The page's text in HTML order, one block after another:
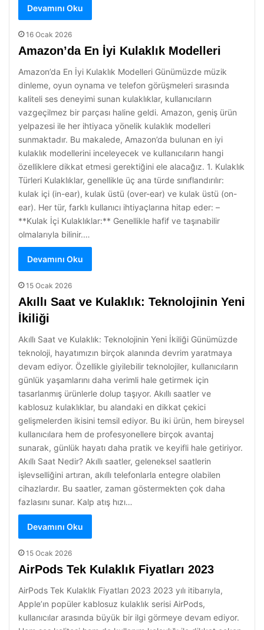
Devamını Oku
16 Ocak 2026
Amazon’da En İyi Kulaklık Modelleri
Amazon’da En İyi Kulaklık Modelleri Günümüzde müzik
dinleme, oyun oynama ve telefon görüşmeleri sırasında
kaliteli ses deneyimi sunan kulaklıklar, kullanıcıların
vazgeçilmez bir parçası haline geldi. Amazon, geniş ürün
yelpazesi ile her ihtiyaca yönelik kulaklık modelleri
sunmaktadır. Bu makalede, Amazon’da bulunan en iyi
kulaklık modellerini inceleyecek ve kullanıcıların hangi
özelliklere dikkat etmesi gerektiğini ele alacağız. 1. Kulaklık
Türleri Kulaklıklar, genellikle üç ana türde sınıflandırılır:
kulak içi (in-ear), kulak üstü (over-ear) ve kulak üstü (on-
ear). Her tür, farklı kullanıcı ihtiyaçlarına hitap eder: –
**Kulak İçi Kulaklıklar:** Genellikle hafif ve taşınabilir
olmalarıyla bilinir.…
Devamını Oku
15 Ocak 2026
Akıllı Saat ve Kulaklık: Teknolojinin Yeni
İkiliği
Akıllı Saat ve Kulaklık: Teknolojinin Yeni İkiliği Günümüzde
teknoloji, hayatımızın birçok alanında devrim yaratmaya
devam ediyor. Özellikle giyilebilir teknolojiler, kullanıcıların
günlük yaşamlarını daha verimli hale getirmek için
tasarlanmış ürünlerle dolup taşıyor. Akıllı saatler ve
kablosuz kulaklıklar, bu alandaki en dikkat çekici
gelişmelerden ikisini temsil ediyor. Bu iki ürün, hem bireysel
kullanıcılara hem de profesyonellere birçok avantaj
sunarak, günlük hayatı daha pratik ve keyifli hale getiriyor.
Akıllı Saat Nedir? Akıllı saatler, geleneksel saatlerin
işlevselliğini artıran, akıllı telefonlarla entegre olabilen
cihazlardır. Bu saatler, zaman göstermekten çok daha
fazlasını sunar. Kalp atış hızı…
Devamını Oku
15 Ocak 2026
AirPods Tek Kulaklık Fiyatları 2023
AirPods Tek Kulaklık Fiyatları 2023 2023 yılı itibarıyla,
Apple’ın popüler kablosuz kulaklık serisi AirPods,
kullanıcılar arasında büyük bir ilgi görmeye devam ediyor.